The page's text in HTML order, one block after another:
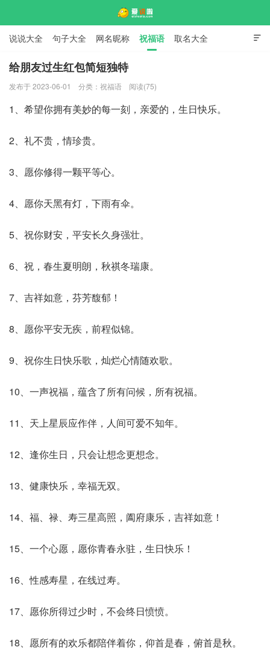

说说大全 句子大全 网名昵称 祝福语 取名大全
标语口号 签名大全
给朋友过生红包简短独特
发布于 2023-06-01 分类： 祝福语 阅读(75)
1、希望你拥有美妙的每一刻，亲爱的，生日快乐。
2、礼不贵，情珍贵。
3、愿你修得一颗平等心。
4、愿你天黑有灯，下雨有伞。
5、祝你财安，平安长久身强壮。
6、祝，春生夏明朗，秋祺冬瑞康。
7、吉祥如意，芬芳馥郁！
8、愿你平安无疾，前程似锦。
9、祝你生日快乐歌，灿烂心情随欢歌。
10、一声祝福，蕴含了所有问候，所有祝福。
11、天上星辰应作伴，人间可爱不知年。
12、逢你生日，只会让想念更想念。
13、健康快乐，幸福无双。
14、福、禄、寿三星高照，阖府康乐，吉祥如意！
15、一个心愿，愿你青春永驻，生日快乐！
16、性感寿星，在线过寿。
17、愿你所得过少时，不会终日愤愤。
18、愿所有的欢乐都陪伴着你，仰首是春，俯首是秋。